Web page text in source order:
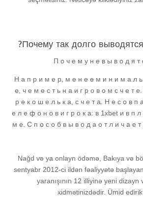
Почему так долго
П о ч е м у н е в ы в о д я т
Н а п р и м е р, м е н е е м и н и м а л
е, ч е м е с т ь н а и г р о в о м с ч е т
р е к о ш е л ь к а, с ч е т а. Н е с о в п
е л е ф о н о в и г р о к а: в 1xbet и в п л
м е. С п о с о б в ы в о д а о т л и ч а е т
Nağd və ya onlayn ödəmə, Bakıya və
sentyabr 2012-ci ildən fəaliyyətə
yaranışının 12 illiyinə yeni dizayn
xidmətinizdədir. Ümid